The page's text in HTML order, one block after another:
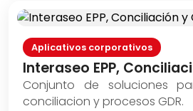
Aplicativos corporativos
Interaseo EPP,
Conjunto de soluciones
conciliacion y procesos GDR.